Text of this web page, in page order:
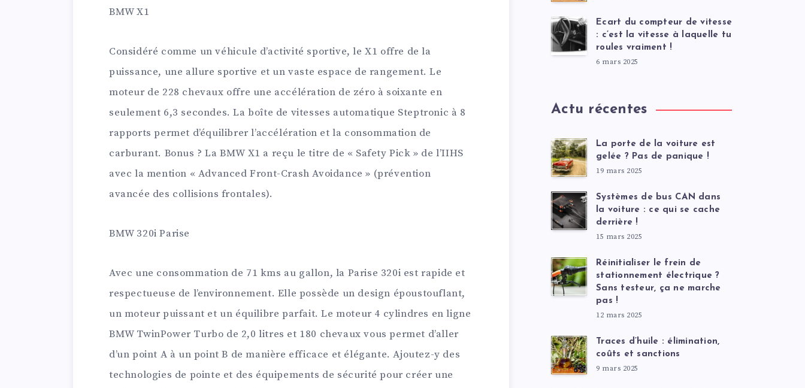
BMW X1
Considéré comme un véhicule d’activité sportive, le X1 offre de la
puissance, une allure sportive et un vaste espace de rangement. Le
moteur de 228 chevaux offre une accélération de zéro à soixante en
seulement 6,3 secondes. La boîte de vitesses automatique Steptronic à 8
rapports permet d’équilibrer l’accélération et la consommation de
carburant. Bonus ? La BMW X1 a reçu le titre de « Safety Pick » de l’IIHS
avec la mention « Advanced Front-Crash Avoidance » (prévention
avancée des collisions frontales).
BMW 320i Parise
Avec une consommation de 71 kms au gallon, la Parise 320i est rapide et
respectueuse de l’environnement. Elle possède un design époustouflant,
un moteur puissant et un équilibre parfait. Le moteur 4 cylindres en ligne
BMW TwinPower Turbo de 2,0 litres et 180 chevaux vous permet d’aller
d’un point A à un point B de manière efficace et élégante. Ajoutez-y des
technologies de pointe et des équipements de sécurité pour créer une
Ecart du compteur de vitesse
: c’est la vitesse à laquelle tu
roules vraiment !
6 mars 2025
Actu récentes
La porte de la voiture est
gelée ? Pas de panique !
19 mars 2025
Systèmes de bus CAN dans
la voiture : ce qui se cache
derrière !
15 mars 2025
Réinitialiser le frein de
stationnement électrique ?
Sans testeur, ça ne marche
pas !
12 mars 2025
Traces d’huile : élimination,
coûts et sanctions
9 mars 2025